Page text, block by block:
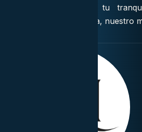
, tu
prioridad y tu confianza, nuestro